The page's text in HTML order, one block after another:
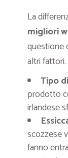
La
migliori
questione
altri fattori.
Tipo
prodotto
irlandese
scozzese
fanno